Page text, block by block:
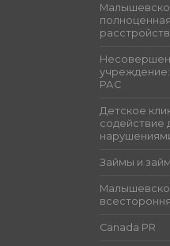
РАС
Детское
содействие
Займы и
Canada PR